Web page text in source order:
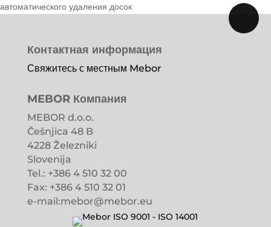
автоматического удаления досок
Контактная информация
Свяжитесь с местным Mebor
MEBOR Компания
MEBOR d.o.o.
Češnjica 48 B
4228 Železniki
Slovenija
Tel.: +386 4 510 32 00
Fax: +386 4 510 32 01
e-mail:mebor@mebor.eu